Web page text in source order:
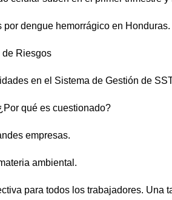
por dengue hemorrágico en Honduras.
de Riesgos
en el Sistema de Gestión de
qué es cuestionado?
empresas.
ambiental.
para todos los trabajadores. Una